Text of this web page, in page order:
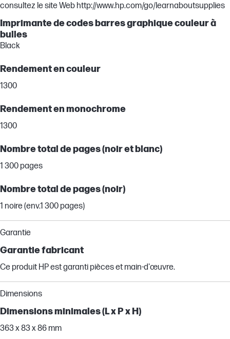
consultez le site Web http://www.hp.com/go/learnaboutsupplies
Imprimante de codes barres graphique couleur à
bulles
Black
Rendement en couleur
1300
Rendement en monochrome
1300
Nombre total de pages (noir et blanc)
1 300 pages
Nombre total de pages (noir)
1 noire (env.1 300 pages)
Garantie
Garantie fabricant
Ce produit HP est garanti pièces et main-d'œuvre.
Dimensions
Dimensions minimales (L x P x H)
363 x 83 x 86 mm